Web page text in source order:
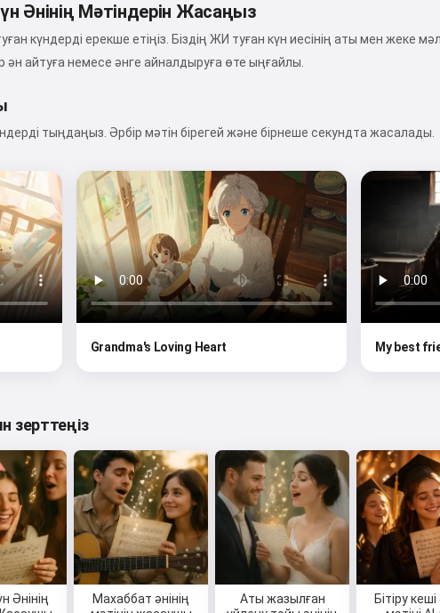
Әнінің Мәтіндерін Жасаңыз
күндерді ерекше етіңіз. Біздің ЖИ туған күн иесінің аты мен жеке
ән айтуға немесе әнге айналдыруға өте ыңғайлы.
тыңдаңыз. Әрбір мәтін бірегей және бірнеше секундта жасалады.
Grandma's Loving Heart My best
зерттеңіз
Әнінің
Махаббат әнінің
Аты жазылған
Бітіру кеші